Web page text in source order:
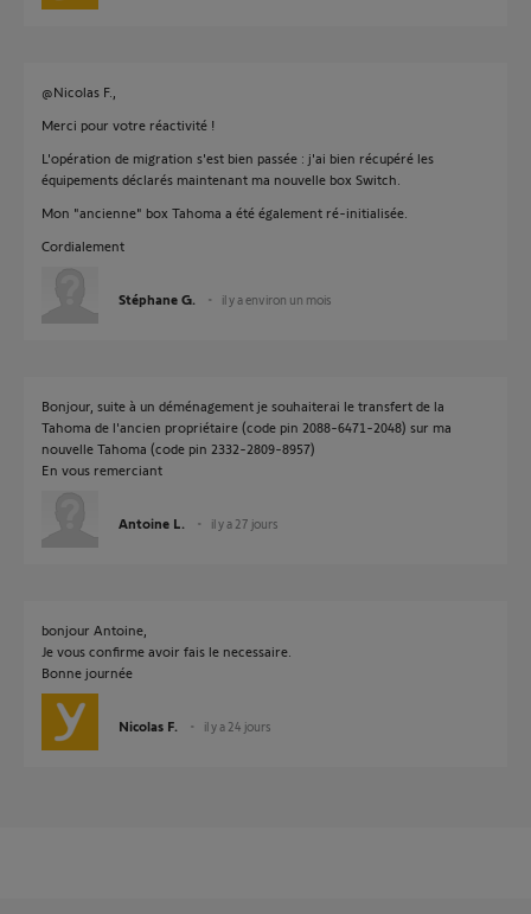
@Nicolas F.,
Merci pour votre réactivité !
L'opération de migration s'est bien passée : j'ai bien récupéré les
équipements déclarés maintenant ma nouvelle box Switch.
Mon "ancienne" box Tahoma a été également ré-initialisée.
Cordialement
Stéphane G. il y a environ un mois
Bonjour, suite à un déménagement je souhaiterai le transfert de la
Tahoma de l'ancien propriétaire (code pin 2088-6471-2048) sur ma
nouvelle Tahoma (code pin 2332-2809-8957)
En vous remerciant
Antoine L. il y a 27 jours
bonjour Antoine,
Je vous confirme avoir fais le necessaire.
Bonne journée
Nicolas F. il y a 24 jours